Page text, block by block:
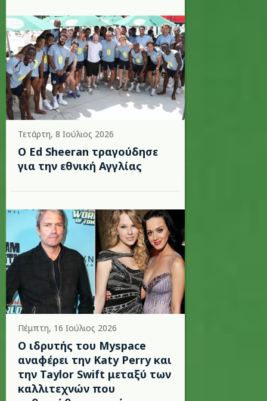
Τετάρτη, 8 Ιούλιος 2026
Ο Ed Sheeran τραγούδησε
για την εθνική Αγγλίας
Πέμπτη, 16 Ιούλιος 2026
Ο ιδρυτής του Myspace
αναφέρει την Katy Perry και
την Taylor Swift μεταξύ των
καλλιτεχνών που